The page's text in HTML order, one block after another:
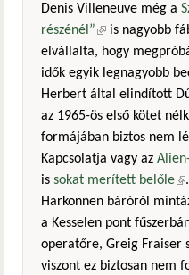
Denis Villeneuve még a
részénél”(külső
is nagyobb
elvállalta, hogy
idők egyik legnagyobb
Herbert által elindított
az 1965-ös első kötet
formájában biztos nem
Kapcsolatja vagy az
is sokat merített belőle
Harkonnen báróról
a Kesselen pont
operatőre, Greig Fraiser
viszont ez biztosan nem